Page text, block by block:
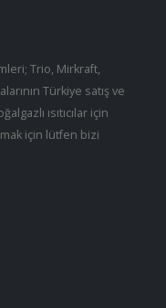
Trio, Mirkraft,
Türkiye satış ve
ısıtıcılar için
için lütfen bizi